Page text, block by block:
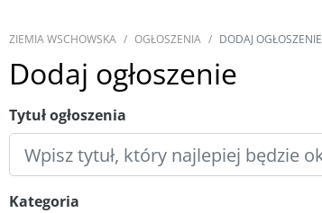
ZIEMIA WSCHOWSKA OGŁOSZENIA DODAJ OGŁOSZENIE
Dodaj ogłoszenie
Tytuł ogłoszenia
Kategoria